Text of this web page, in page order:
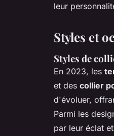
leur
Styles et
Styles de
En 2023, les
et des collier
d'évoluer,
Parmi les
par leur éclat